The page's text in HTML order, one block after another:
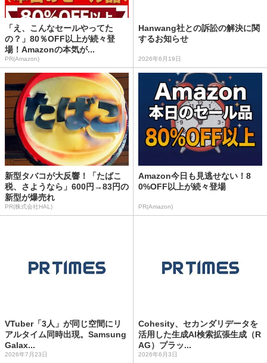
「え、こんなセールやってた
の？」80％OFF以上が続々登
場！Amazonの本気が...
PR(Amazon)
Hanwang社との訴訟の解決に関
するお知らせ
2026年6月19日
新型タバコが大反響！「たばこ
税、さようなら」600円→83円の
新型が爆売れ
PR(株式会社HAL)
Amazon今日も見逃せない！8
0%OFF以上が続々登場
PR(Amazon)
VTuber「3人」が同じ空間にリ
アルタイム同時出現。Samsung
Galax...
2026年7月23日
Cohesity、セカンダリデータを
活用した生成AI検索拡張生成（R
AG）プラッ...
2026年6月3日